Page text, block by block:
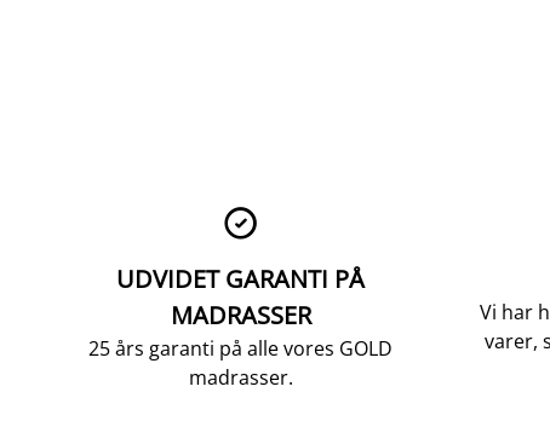

UDVIDET GARANTI PÅ
MADRASSER
25 års garanti på alle vores GOLD
madrasser.
Vi har
varer,